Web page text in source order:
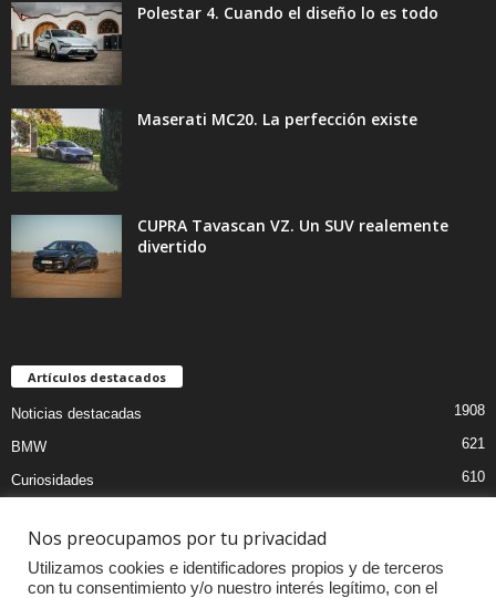
Polestar 4. Cuando el diseño lo es todo
Maserati MC20. La perfección existe
CUPRA Tavascan VZ. Un SUV realemente
divertido
Artículos destacados
Noticias destacadas 1908
BMW 621
Curiosidades 610
Audi
MOTOS
Nos preocupamos por tu privacidad
Utilizamos cookies e identificadores propios y de terceros
con tu consentimiento y/o nuestro interés legítimo, con el